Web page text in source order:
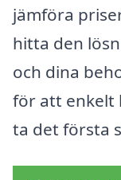
jämföra
hitta den
och dina
för att enkelt
ta det första